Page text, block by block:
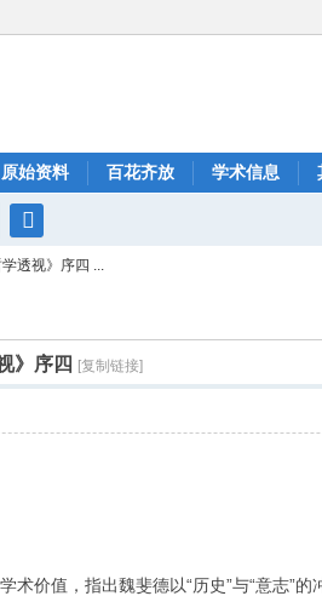
原始资料 百花齐放 学术信息
搜
透视》序四 ...
》序四 [复制链接]
价值，指出魏斐德以“历史”与“意志”